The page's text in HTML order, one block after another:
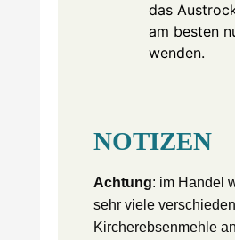
das
am besten
wenden.
NOTIZEN
Achtung: im Handel
sehr viele
Kircherebsenmehle